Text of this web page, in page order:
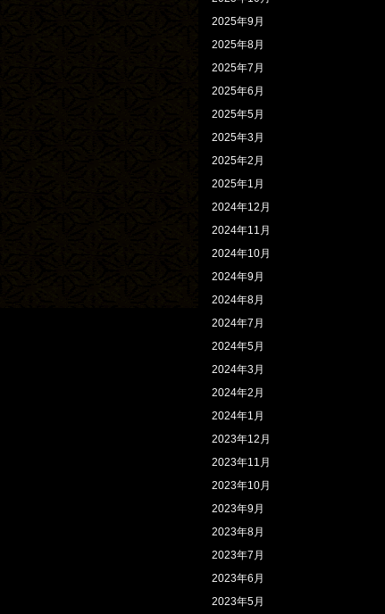
2025年9月
2025年8月
2025年7月
2025年6月
2025年5月
2025年3月
2025年2月
2025年1月
2024年12月
2024年11月
2024年10月
2024年9月
2024年8月
2024年7月
2024年5月
2024年3月
2024年2月
2024年1月
2023年12月
2023年11月
2023年10月
2023年9月
2023年8月
2023年7月
2023年6月
2023年5月